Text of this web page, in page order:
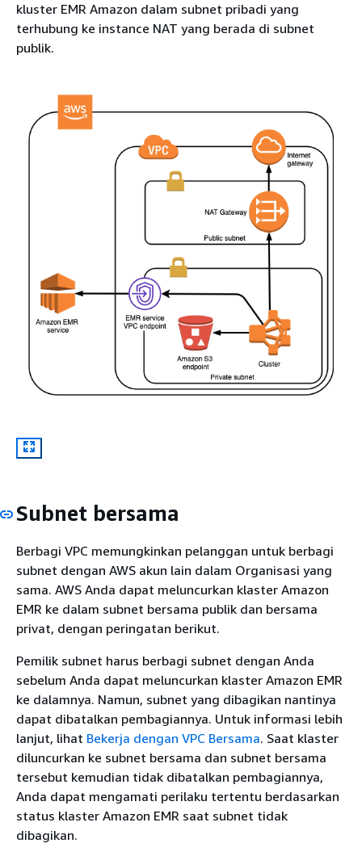
kluster EMR Amazon dalam subnet pribadi yang
terhubung ke instance NAT yang berada di subnet
publik.
Subnet bersama
Berbagi VPC memungkinkan pelanggan untuk berbagi
subnet dengan AWS akun lain dalam Organisasi yang
sama. AWS Anda dapat meluncurkan klaster Amazon
EMR ke dalam subnet bersama publik dan bersama
privat, dengan peringatan berikut.
Pemilik subnet harus berbagi subnet dengan Anda
sebelum Anda dapat meluncurkan klaster Amazon EMR
ke dalamnya. Namun, subnet yang dibagikan nantinya
dapat dibatalkan pembagiannya. Untuk informasi lebih
lanjut, lihat Bekerja dengan VPC Bersama. Saat klaster
diluncurkan ke subnet bersama dan subnet bersama
tersebut kemudian tidak dibatalkan pembagiannya,
Anda dapat mengamati perilaku tertentu berdasarkan
status klaster Amazon EMR saat subnet tidak
dibagikan.